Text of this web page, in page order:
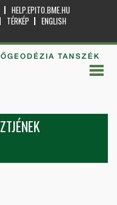
HELP.EPITO.BME.HU
TÉRKÉP
ENGLISH
TANSZÉK